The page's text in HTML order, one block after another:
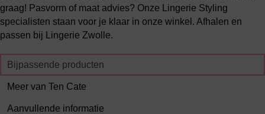
graag! Pasvorm of maat advies? Onze Lingerie Styling
specialisten staan voor je klaar in onze winkel. Afhalen en
passen bij Lingerie Zwolle.
Bijpassende producten
Meer van Ten Cate
Aanvullende informatie